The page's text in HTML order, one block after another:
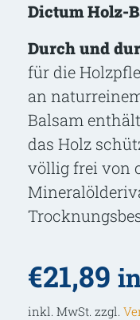
Dictum Holz-
Durch und
für die
an
Balsam
das Holz
völlig frei von
€21,89
inkl. MwSt. zzgl.